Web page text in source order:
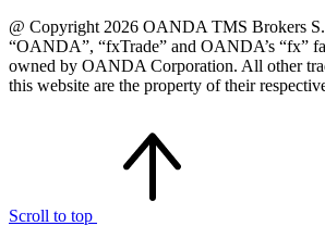
@ Copyright 2026 OANDA TMS Brokers
“OANDA”, “fxTrade” and OANDA’s “fx”
owned by OANDA Corporation. All other
this website are the property of their
Scroll to top